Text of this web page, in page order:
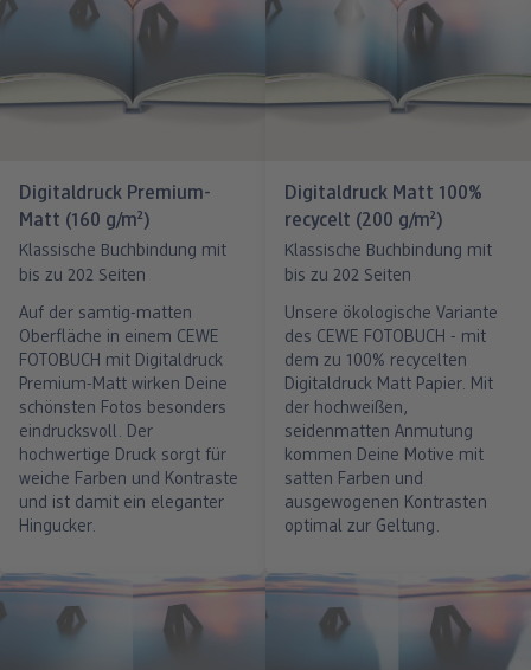
Digitaldruck Premium-
Matt (160 g/m²)
Klassische Buchbindung mit
bis zu 202 Seiten
Auf der samtig-matten
Oberfläche in einem CEWE
FOTOBUCH mit Digitaldruck
Premium-Matt wirken Deine
schönsten Fotos besonders
eindrucksvoll. Der
hochwertige Druck sorgt für
weiche Farben und Kontraste
und ist damit ein eleganter
Hingucker.
Digitaldruck Matt 100%
recycelt (200 g/m²)
Klassische Buchbindung mit
bis zu 202 Seiten
Unsere ökologische Variante
des CEWE FOTOBUCH - mit
dem zu 100% recycelten
Digitaldruck Matt Papier. Mit
der hochweißen,
seidenmatten Anmutung
kommen Deine Motive mit
satten Farben und
ausgewogenen Kontrasten
optimal zur Geltung.